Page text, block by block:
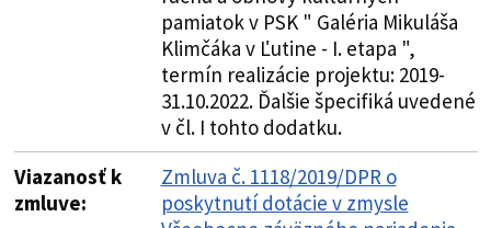
pamiatok v PSK " Galéria Mikuláša
Klimčáka v Ľutine - I. etapa ",
termín realizácie projektu: 2019-
31.10.2022. Ďalšie špecifiká uvedené
v čl. I tohto dodatku.
Viazanosť k
zmluve:
Zmluva č. 1118/2019/DPR o
poskytnutí dotácie v zmysle